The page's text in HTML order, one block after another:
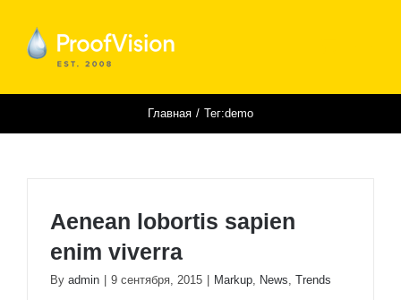
content
Главная Тег:demo
Aenean lobortis sapien
enim viverra
By admin 9 сентября, 2015 Markup, News, Trends